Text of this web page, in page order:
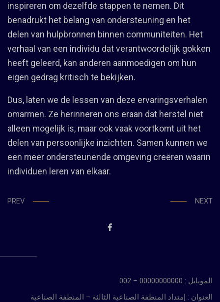
inspireren om dezelfde stappen te nemen. Dit
benadrukt het belang van ondersteuning en het
delen van hulpbronnen binnen communiteiten. Het
verhaal van een individu dat verantwoordelijk gokken
heeft geleerd, kan anderen aanmoedigen om hun
eigen gedrag kritisch te bekijken.
Dus, laten we de lessen van deze ervaringsverhalen
omarmen. Ze herinneren ons eraan dat herstel niet
alleen mogelijk is, maar ook vaak voortkomt uit het
delen van persoonlijke inzichten. Samen kunnen we
een meer ondersteunende omgeving creëren waarin
individuen leren van elkaar.
PREV NEXT
الموبايل : 00000000000 – 002
العنوان : إمتداد المنطقة الصناعية الثالثة – المنطقة الصناعية